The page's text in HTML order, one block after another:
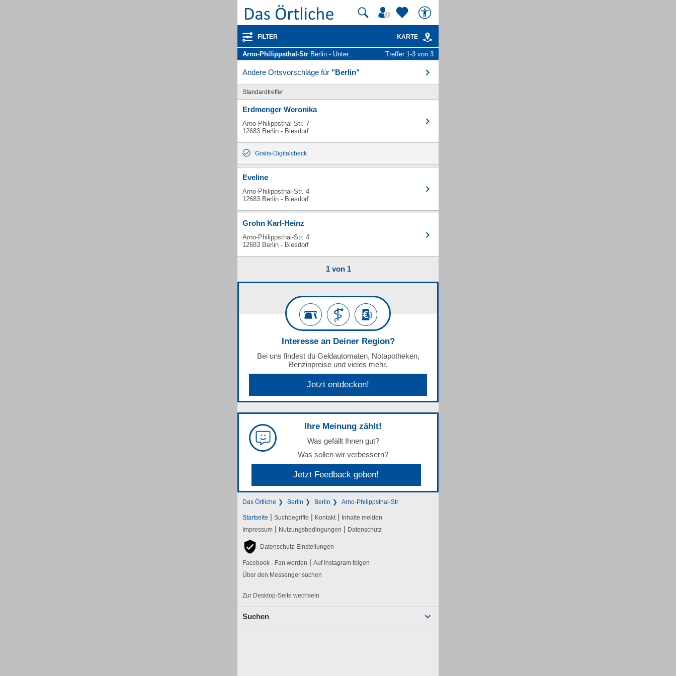
FILTER KARTE
Arno-Philippsthal-Str Berlin - Unternehmen und Personen Treffer 1-3 von 3
Andere Ortsvorschläge für "Berlin"
Standardtreffer
Erdmenger Weronika
Arno-Philippsthal-Str. 7
12683 Berlin - Biesdorf
Gratis-Digitalcheck
Eveline
Arno-Philippsthal-Str. 4
12683 Berlin - Biesdorf
Grohn Karl-Heinz
Arno-Philippsthal-Str. 4
12683 Berlin - Biesdorf
1 von 1
Interesse an Deiner Region?
Bei uns findest du Geldautomaten, Notapotheken,
Benzinpreise und vieles mehr.
Jetzt entdecken!
Ihre Meinung zählt!
Was gefällt Ihnen gut?
Was sollen wir verbessern?
Jetzt Feedback geben!
Das Örtliche Berlin Berlin Arno-Philippsthal-Str
Startseite | Suchbegriffe | Kontakt | Inhalte melden
Impressum | Nutzungsbedingungen | Datenschutz
Datenschutz-Einstellungen
Facebook - Fan werden | Auf Instagram folgen
Über den Messenger suchen
Zur Desktop-Seite wechseln
Suchen